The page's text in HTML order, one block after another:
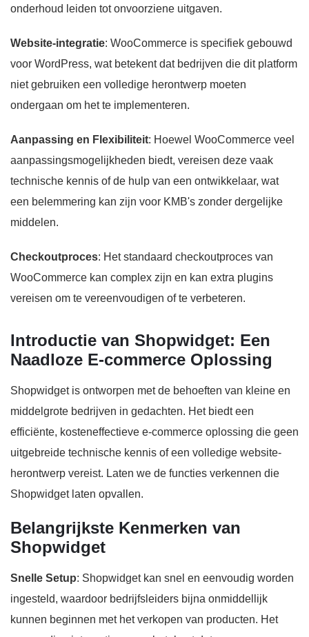
onderhoud leiden tot onvoorziene uitgaven.
Website-integratie: WooCommerce is specifiek gebouwd
voor WordPress, wat betekent dat bedrijven die dit platform
niet gebruiken een volledige herontwerp moeten
ondergaan om het te implementeren.
Aanpassing en Flexibiliteit: Hoewel WooCommerce veel
aanpassingsmogelijkheden biedt, vereisen deze vaak
technische kennis of de hulp van een ontwikkelaar, wat
een belemmering kan zijn voor KMB's zonder dergelijke
middelen.
Checkoutproces: Het standaard checkoutproces van
WooCommerce kan complex zijn en kan extra plugins
vereisen om te vereenvoudigen of te verbeteren.
Introductie van Shopwidget: Een
Naadloze E-commerce Oplossing
Shopwidget is ontworpen met de behoeften van kleine en
middelgrote bedrijven in gedachten. Het biedt een
efficiënte, kosteneffectieve e-commerce oplossing die geen
uitgebreide technische kennis of een volledige website-
herontwerp vereist. Laten we de functies verkennen die
Shopwidget laten opvallen.
Belangrijkste Kenmerken van
Shopwidget
Snelle Setup: Shopwidget kan snel en eenvoudig worden
ingesteld, waardoor bedrijfsleiders bijna onmiddellijk
kunnen beginnen met het verkopen van producten. Het